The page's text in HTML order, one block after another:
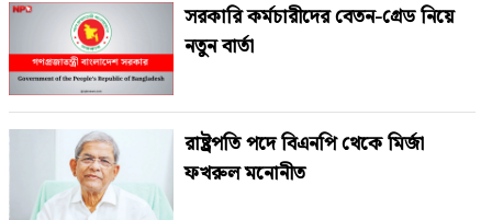
সরকারি কর্মচারীদের বেতন-গ্রেড নিয়ে
নতুন বার্তা
রাষ্ট্রপতি পদে বিএনপি থেকে মির্জা
ফখরুল মনোনীত